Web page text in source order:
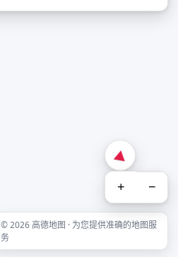
+ −
© 2026 高德地图 · 为您提供准确的地图服
务